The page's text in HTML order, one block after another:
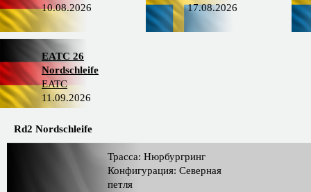
10.08.2026
17.08.2026
EATC 26
Nordschleife
EATC
11.09.2026
Rd2 Nordschleife
Трасса: Нюрбургринг
Конфигурация: Северная
петля